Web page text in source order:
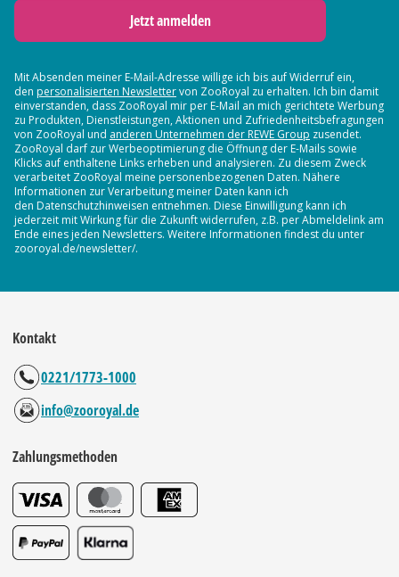
Jetzt anmelden
Mit Absenden meiner E-Mail-Adresse willige ich bis auf Widerruf ein,
den personalisierten Newslettervon ZooRoyal zu erhalten. Ich bin damit
einverstanden, dass ZooRoyal mir per E-Mail an mich gerichtete Werbung
zu Produkten, Dienstleistungen, Aktionen und Zufriedenheitsbefragungen
von ZooRoyal und anderen Unternehmen der REWE Group zusendet.
ZooRoyal darf zur Werbeoptimierung die Öffnung der E-Mails sowie
Klicks auf enthaltene Links erheben und analysieren. Zu diesem Zweck
verarbeitet ZooRoyal meine personenbezogenen Daten. Nähere
Informationen zur Verarbeitung meiner Daten kann ich
den Datenschutzhinweisen entnehmen. Diese Einwilligung kann ich
jederzeit mit Wirkung für die Zukunft widerrufen, z.B. per Abmeldelink am
Ende eines jeden Newsletters. Weitere Informationen findest du unter
zooroyal.de/newsletter/.
Kontakt
0221/1773-1000
info@zooroyal.de
Zahlungsmethoden